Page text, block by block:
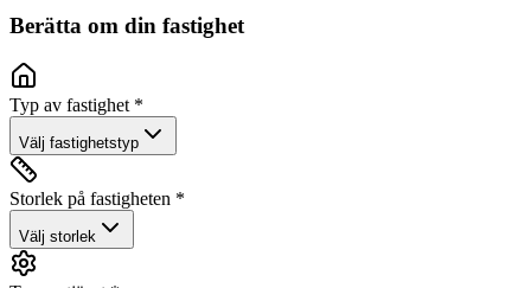
Berätta om din fastighet
Typ av fastighet *
Välj fastighetstyp
Storlek på fastigheten *
Välj storlek